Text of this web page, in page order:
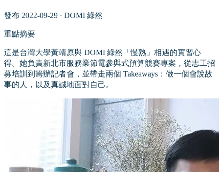
發布 2022-09-29 · DOMI 綠然
重點摘要
這是台灣大學黃靖原與 DOMI 綠然「慢熟」相遇的實習心
得。她負責新北市服務業節電參與式預算競賽專案，從志工招
募培訓到籌辦記者會，並帶走兩個 Takeaways：做一個會說故
事的人，以及真誠地面對自己。